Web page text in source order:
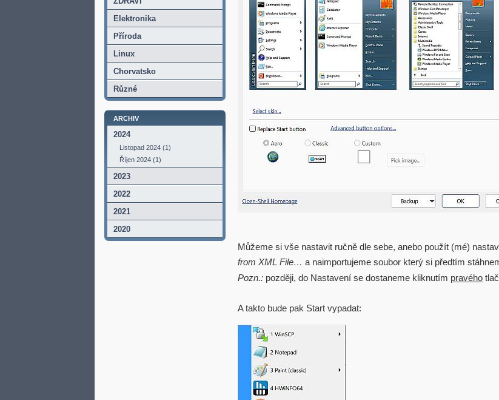
Elektronika
Příroda
Linux
Chorvatsko
Různé
ARCHIV
2024
Listopad 2024 (1)
Říjen 2024 (1)
2023
2022
2021
2020
Můžeme si vše nastavit ručně dle sebe, anebo použít (mé)
from XML File… a naimportujeme soubor který si předtím
Pozn.: později, do Nastavení se dostaneme kliknutím pravého
A takto bude pak Start vypadat: